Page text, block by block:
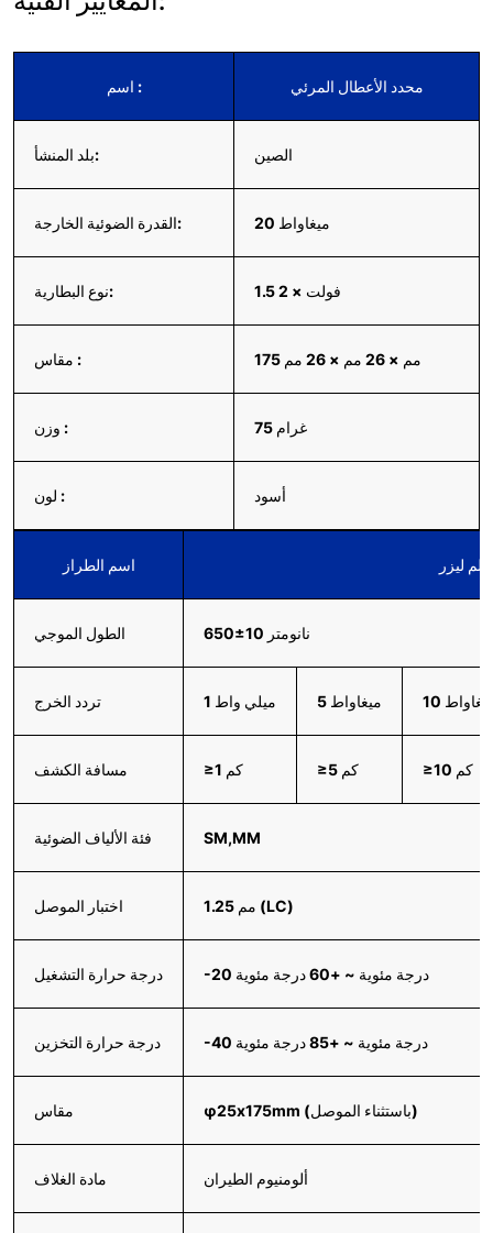
اسم : محدد الأعطال المرئي
بلد المنشأ: الصين
القدرة الضوئية الخارجة: 20 ميغاواط
نوع البطارية: 1.5 فولت × 2
مقاس : 175 مم × 26 مم × 26 مم
وزن : 75 غرام
لون : أسود
اسم الطراز
الطول الموجي 650±10 نانومتر
تردد الخرج 1 ميلي واط 5 ميغاواط ميغاواط
مسافة الكشف ≥1 كم ≥5 كم ≥10 كم
فئة الألياف الضوئية SM,MM
اختبار الموصل 1.25 مم (LC)
درجة حرارة التشغيل -20 درجة مئوية ~ +60 درجة مئوية
درجة حرارة التخزين -40 درجة مئوية ~ +85 درجة مئوية
مقاس φ25x175mm (باستثناء الموصل)
مادة الغلاف ألومنيوم الطيران